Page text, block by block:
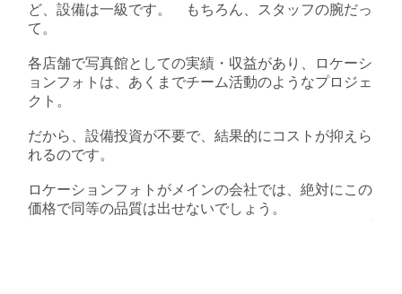
ど、設備は一級です。 もちろん、スタッフの腕だっ
て。
各店舗で写真館としての実績・収益があり、ロケーシ
ョンフォトは、あくまでチーム活動のようなプロジェ
クト。
だから、設備投資が不要で、結果的にコストが抑えら
れるのです。
ロケーションフォトがメインの会社では、絶対にこの
価格で同等の品質は出せないでしょう。